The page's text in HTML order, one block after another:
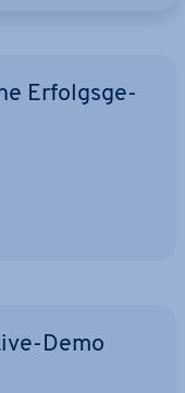
Er­folgs­ge­
Demo